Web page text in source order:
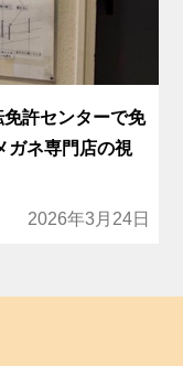
許センターで免
ガネ専門店の視
2026年3月24日